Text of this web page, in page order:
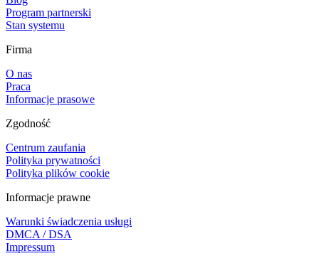
Program partnerski
Stan systemu
Firma
O nas
Praca
Informacje prasowe
Zgodność
Centrum zaufania
Polityka prywatności
Polityka plików cookie
Informacje prawne
Warunki świadczenia usługi
DMCA / DSA
Impressum